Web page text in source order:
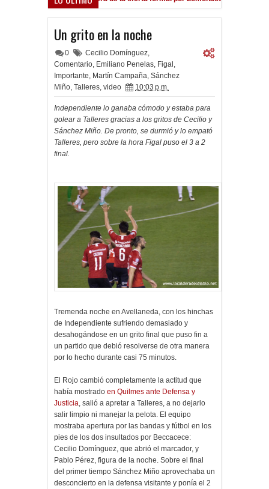
Un grito en la noche
0 Cecilio Domínguez,
Comentario, Emiliano Penelas, Figal ,
Importante, Martín Campaña, Sánchez
Miño, Talleres, video 10:03 p.m.
Independiente lo ganaba cómodo y estaba para
golear a Talleres gracias a los gritos de Cecilio y
Sánchez Miño. De pronto, se durmió y lo empató
Talleres, pero sobre la hora Figal puso el 3 a 2
final.
Tremenda noche en Avellaneda, con los hinchas
de Independiente sufriendo demasiado y
desahogándose en un grito final que puso fin a
un partido que debió resolverse de otra manera
por lo hecho durante casi 75 minutos.
El Rojo cambió completamente la actitud que
había mostrado en Quilmes ante Defensa y
Justicia , salió a apretar a Talleres, a no dejarlo
salir limpio ni manejar la pelota. El equipo
mostraba apertura por las bandas y fútbol en los
pies de los dos insultados por Beccacece:
Cecilio Domínguez, que abrió el marcador, y
Pablo Pérez, figura de la noche. Sobre el final
del primer tiempo Sánchez Miño aprovechaba un
desconcierto en la defensa visitante y ponía el 2